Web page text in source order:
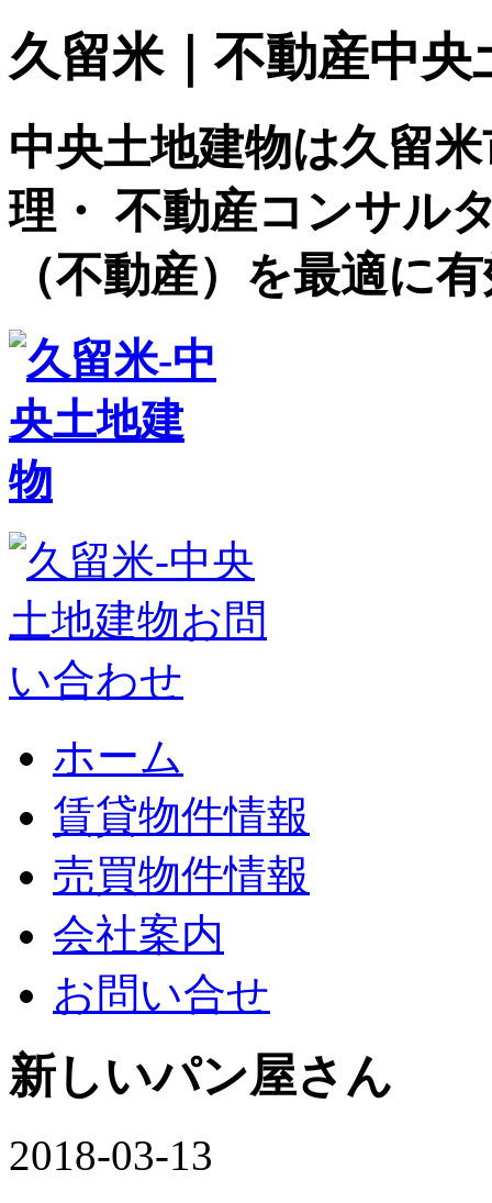
久留米｜不動産中
中央土地建物は久留
理・ 不動産コンサル
（不動産）を最適に
ホーム
賃貸物件情報
売買物件情報
会社案内
お問い合せ
新しいパン屋さん
2018-03-13